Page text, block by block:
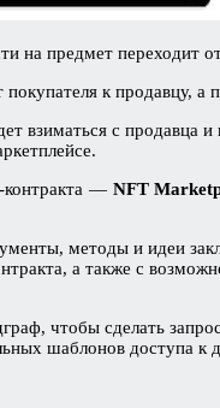
на предмет переходит
к продавцу,
взиматься с продавца
контракта — NFT
методы и идеи
а также с
чтобы сделать
шаблонов доступа к